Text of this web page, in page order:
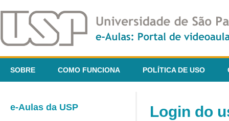
SOBRE COMO FUNCIONA POLÍTICA DE USO
e-Aulas da USP Login do